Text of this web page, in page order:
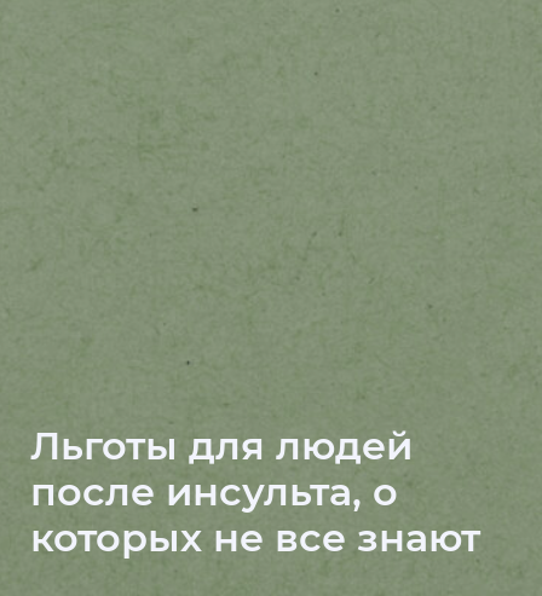
Льготы для людей
после инсульта, о
которых не все знают